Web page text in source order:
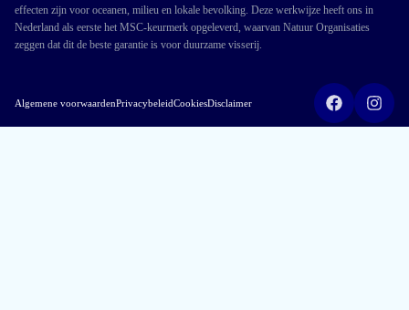
effecten zijn voor oceanen, milieu en lokale bevolking. Deze werkwijze heeft ons in
Nederland als eerste het MSC-keurmerk opgeleverd, waarvan Natuur Organisaties
zeggen dat dit de beste garantie is voor duurzame visserij.
Algemene voorwaardenPrivacybeleidCookiesDisclaimer